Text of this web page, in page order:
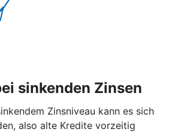
sinkenden Zinsen
Zinsniveau kann es sich
also alte Kredite vorzeitig